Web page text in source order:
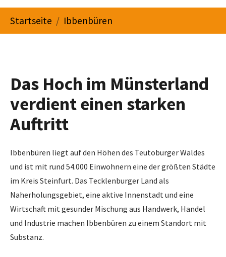
You are here:
Startseite Ibbenbüren
Das Hoch im Münsterland
verdient einen starken
Auftritt
Ibbenbüren liegt auf den Höhen des Teutoburger Waldes
und ist mit rund 54.000 Einwohnern eine der größten Städte
im Kreis Steinfurt. Das Tecklenburger Land als
Naherholungsgebiet, eine aktive Innenstadt und eine
Wirtschaft mit gesunder Mischung aus Handwerk, Handel
und Industrie machen Ibbenbüren zu einem Standort mit
Substanz.